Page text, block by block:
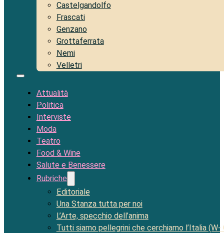
Castelgandolfo
Frascati
Genzano
Grottaferrata
Nemi
Velletri
Attualità
Politica
Interviste
Moda
Teatro
Food & Wine
Salute e Benessere
Rubriche
Editoriale
Una Stanza tutta per noi
L’Arte, specchio dell’anima
Tutti siamo pellegrini che cerchiamo l’Italia (W-